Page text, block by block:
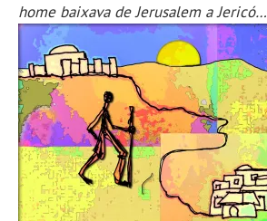
home baixava de Jerusalem a Jericó…